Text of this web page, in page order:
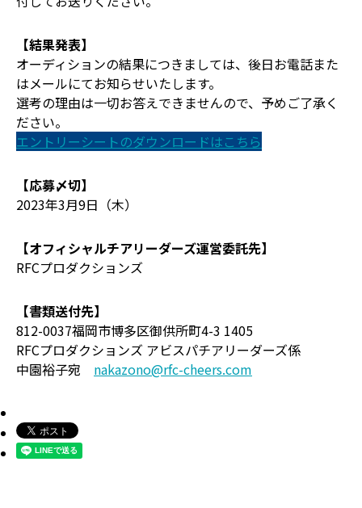
【結果発表】
オーディションの結果につきましては、後日お電話また
はメールにてお知らせいたします。
選考の理由は一切お答えできませんので、予めご了承く
ださい。
エントリーシートのダウンロードはこちら
【応募〆切】
2023年3月9日（木）
【オフィシャルチアリーダーズ運営委託先】
RFCプロダクションズ
【書類送付先】
812-0037福岡市博多区御供所町4-3 1405
RFCプロダクションズ アビスパチアリーダーズ係
中園裕子宛 nakazono@rfc-cheers.com